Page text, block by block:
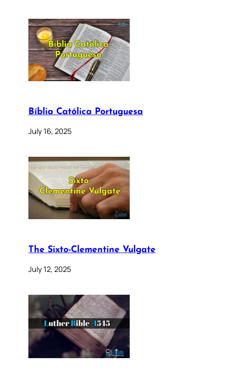
Bíblia Católica Portuguesa
July 16, 2025
The Sixto-Clementine Vulgate
July 12, 2025